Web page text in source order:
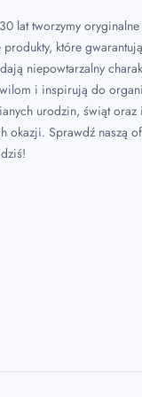
lat tworzymy
produkty, które
niepowtarzalny
i inspirują do
urodzin, świąt oraz
okazji. Sprawdź naszą